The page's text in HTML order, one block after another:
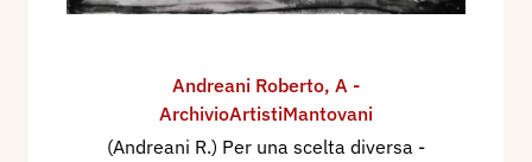
Andreani Roberto, A -
ArchivioArtistiMantovani
(Andreani R.) Per una scelta diversa -